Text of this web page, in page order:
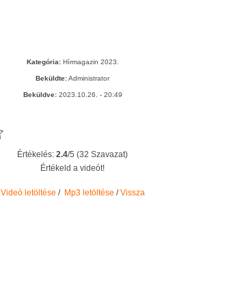
Kategória:Hírmagazin 2023.
Beküldte:Administrator
Beküldve:2023.10.26. - 20:49
Értékelés: 2.4/5 (32 Szavazat)
Értékeld a videót!
Videó letöltése / Mp3 letöltése /Vissza